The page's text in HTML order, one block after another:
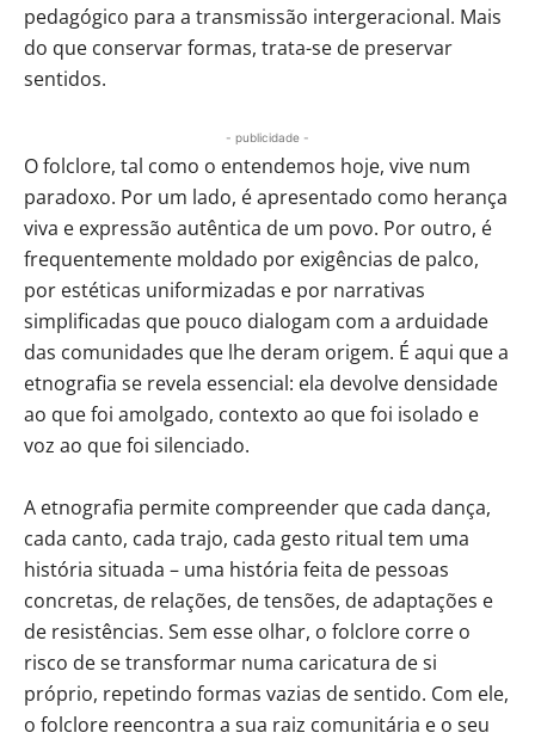
pedagógico para a transmissão intergeracional. Mais
do que conservar formas, trata-se de preservar
sentidos.
- publicidade -
O folclore, tal como o entendemos hoje, vive num
paradoxo. Por um lado, é apresentado como herança
viva e expressão autêntica de um povo. Por outro, é
frequentemente moldado por exigências de palco,
por estéticas uniformizadas e por narrativas
simplificadas que pouco dialogam com a arduidade
das comunidades que lhe deram origem. É aqui que a
etnografia se revela essencial: ela devolve densidade
ao que foi amolgado, contexto ao que foi isolado e
voz ao que foi silenciado.
A etnografia permite compreender que cada dança,
cada canto, cada trajo, cada gesto ritual tem uma
história situada – uma história feita de pessoas
concretas, de relações, de tensões, de adaptações e
de resistências. Sem esse olhar, o folclore corre o
risco de se transformar numa caricatura de si
próprio, repetindo formas vazias de sentido. Com ele,
o folclore reencontra a sua raiz comunitária e o seu